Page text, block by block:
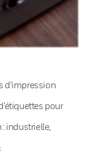
d’impression
pour
industrielle,